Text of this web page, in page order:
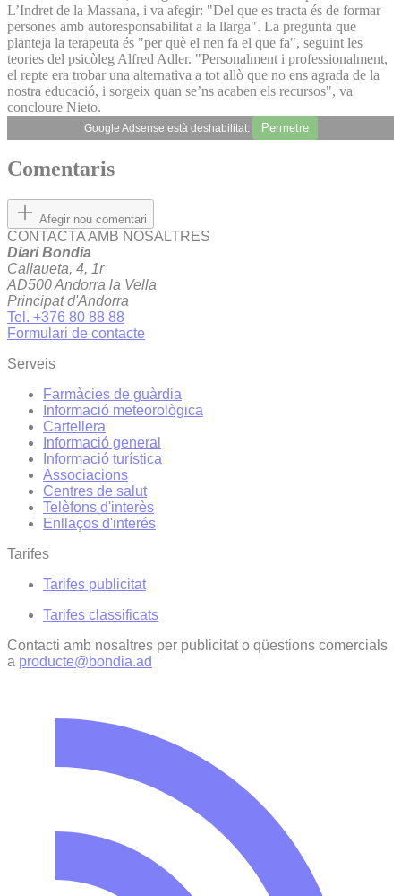
L’Indret de la Massana, i va afegir: "Del que es tracta és de formar
persones amb autoresponsabilitat a la llarga". La pregunta que
planteja la terapeuta és "per què el nen fa el que fa", seguint les
teories del psicòleg Alfred Adler. "Personalment i professionalment,
el repte era trobar una alternativa a tot allò que no ens agrada de la
nostra educació, i sorgeix quan se’ns acaben els recursos", va
concloure Nieto.
Google Adsense està deshabilitat. Permetre
Comentaris
Afegir nou comentari
CONTACTA AMB NOSALTRES
Diari Bondia
Callaueta, 4, 1r
AD500 Andorra la Vella
Principat d'Andorra
Tel. +376 80 88 88
Formulari de contacte
Serveis
Farmàcies de guàrdia
Informació meteorològica
Cartellera
Informació general
Informació turística
Associacions
Centres de salut
Telèfons d'interès
Enllaços d'interés
Tarifes
Tarifes publicitat
Tarifes classificats
Contacti amb nosaltres per publicitat o qüestions comercials
a producte@bondia.ad